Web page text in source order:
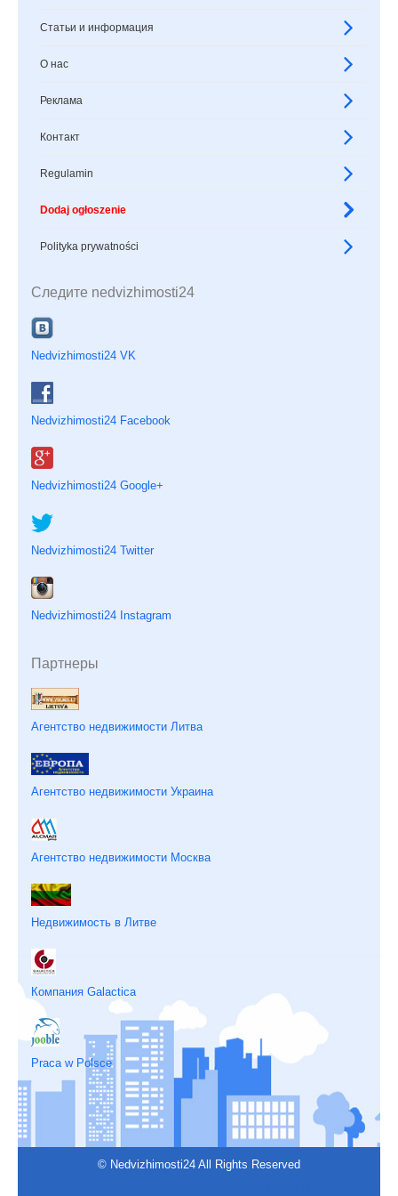
Статьи и информация
О нас
Реклама
Контакт
Regulamin
Dodaj ogłoszenie
Polityka prywatności
Следите nedvizhimosti24
Nedvizhimosti24 VK
Nedvizhimosti24 Facebook
Nedvizhimosti24 Google+
Nedvizhimosti24 Twitter
Nedvizhimosti24 Instagram
Партнеры
Агентство недвижимости Литва
Агентство недвижимости Украина
Агентство недвижимости Москва
Недвижимость в Литве
Компания Galactica
Praca w Polsce
© Nedvizhimosti24 All Rights Reserved